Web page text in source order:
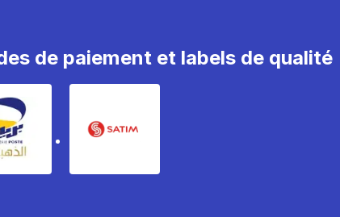
de paiement et labels de qualité